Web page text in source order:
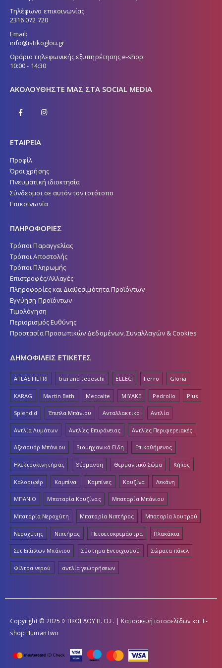
Τηλέφωνο επικοινωνίας:
2316 072 720
Email:
info@istikoglou.gr
Ωράριο τηλεφωνικής εξυπηρέτησης e-shop:
10:00 - 14:30
ΑΚΟΛΟΥΘΉΣΤΕ ΜΑΣ ΣΤΑ SOCIAL MEDIA
ΕΤΑΙΡΕΙΑ
Προφίλ
Όροι χρήσης
Πνευματική ιδιοκτησία
Σύνδεσμοι σε αυτόν τον ιστότοπο
Επικοινωνία
ΠΛΗΡΟΦΟΡΙΕΣ
Τρόποι Παραγγελίας
Τρόποι Αποστολής
Τρόποι Πληρωμής
Επιστροφές/Αλλαγές
Πληροφορίες και Διαθεσιμότητα Προϊόντων
Εγγύηση Προϊόντων
Τιμολόγηση
Περιορισμός Ευθύνης
Προστασία Προσωπικών Δεδομένων, Συναλλαγών & Cookies
ΔΗΜΟΦΙΛΕΙΣ ΕΤΙΚΕΤΕΣ
ATLAS FILTRI bizi and tedeschi ELLECI Ferro Gloria
KARAG Martin Bath Meccalte MIYAKE Pedrollo Plus
Splendid Έπιπλα Μπάνιου Ανταλλακτικό Αντλία
Αντλία Λυμάτων Αντλίες Επιφάνειας Αντλίες Περιφερειακές
Αξεσουάρ Μπάνιου Βιομηχανικά Είδη Επικαθήμενος
Ηλεκτροκινητήρας Θέρμανση Θερμαντικό Σώμα Κήπος
Καλοριφέρ Καμπίνα Καμπίνες Κουζίνα Λεκάνη
ΜΠΑΝΙΟ Μπαταρία Κουζίνας Μπαταρία Μπάνιου
Μπαταρία Νεροχύτη Μπαταρία Νιπτήρος Μπαταρία λουτρού
Νεροχύτης Νιπτήρας Πετσετοκρεμάστρα Πλακάκια
Σετ Επίπλων Μπάνιου Σύστημα Εντοιχισμού Σώματα πάνελ
Φίλτρα νερού αντλία γεωτρήσεων
Copyright © 2025 ΙΣΤΙΚΟΓΛΟΥ Π. Ο.Ε. | Κατασκευή ιστοσελίδων και E-
shop HumanTwo